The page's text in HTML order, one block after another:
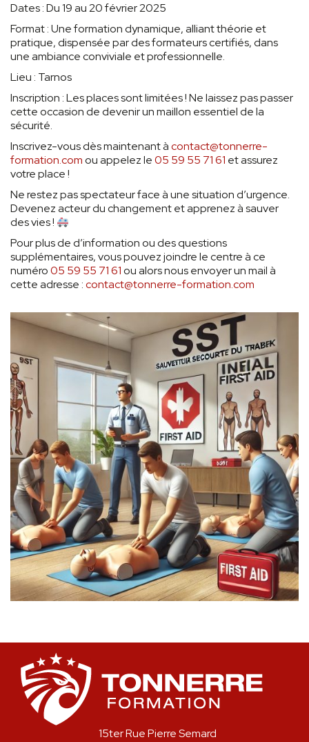
Dates : Du 19 au 20 février 2025
Format : Une formation dynamique, alliant théorie et
pratique, dispensée par des formateurs certifiés, dans
une ambiance conviviale et professionnelle.
Lieu : Tarnos
Inscription : Les places sont limitées ! Ne laissez pas passer
cette occasion de devenir un maillon essentiel de la
sécurité.
Inscrivez-vous dès maintenant àcontact@tonnerre-
formation.comou appelez le05 59 55 71 61 et assurez
votre place !
Ne restez pas spectateur face à une situation d’urgence.
Devenez acteur du changement et apprenez à sauver
des vies !
Pour plus de d’information ou des questions
supplémentaires, vous pouvez joindre le centre à ce
numéro05 59 55 71 61ou alors nous envoyer un mail à
cette adresse :contact@tonnerre-formation.com
15ter Rue Pierre Semard